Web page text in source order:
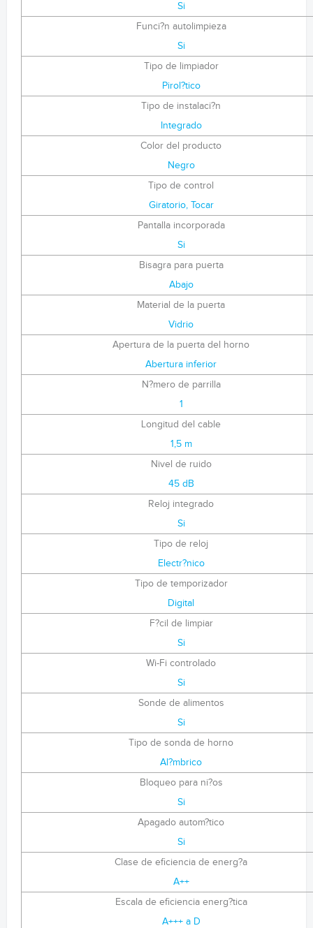
Si
Funci?n autolimpieza
Si
Tipo de limpiador
Pirol?tico
Tipo de instalaci?n
Integrado
Color del producto
Negro
Tipo de control
Giratorio, Tocar
Pantalla incorporada
Si
Bisagra para puerta
Abajo
Material de la puerta
Vidrio
Apertura de la puerta del horno
Abertura inferior
N?mero de parrilla
1
Longitud del cable
1,5 m
Nivel de ruido
45 dB
Reloj integrado
Si
Tipo de reloj
Electr?nico
Tipo de temporizador
Digital
F?cil de limpiar
Si
Wi-Fi controlado
Si
Sonde de alimentos
Si
Tipo de sonda de horno
Al?mbrico
Bloqueo para ni?os
Si
Apagado autom?tico
Si
Clase de eficiencia de energ?a
A++
Escala de eficiencia energ?tica
A+++ a D